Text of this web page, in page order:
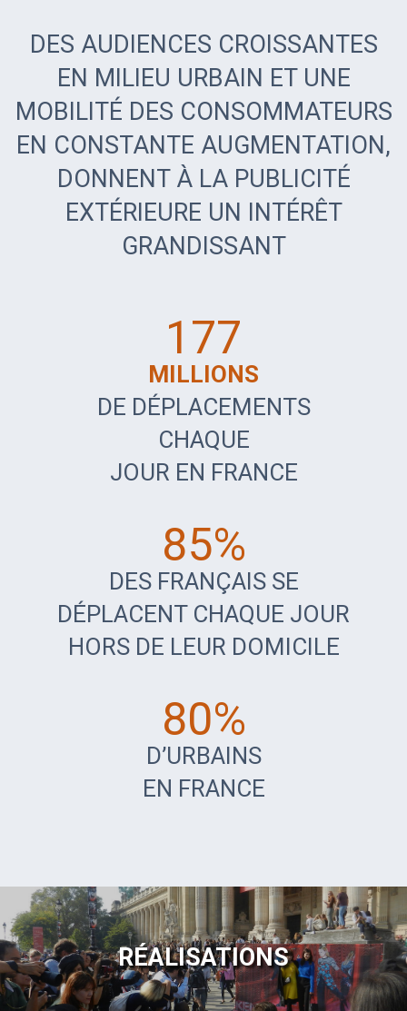
DES AUDIENCES CROISSANTES
EN MILIEU URBAIN ET UNE
MOBILITÉ DES CONSOMMATEURS
EN CONSTANTE AUGMENTATION,
DONNENT À LA PUBLICITÉ
EXTÉRIEURE UN INTÉRÊT
GRANDISSANT
177
MILLIONS
DE DÉPLACEMENTS
CHAQUE
JOUR EN FRANCE
85%
DES FRANÇAIS SE
DÉPLACENT CHAQUE JOUR
HORS DE LEUR DOMICILE
80%
D’URBAINS
EN FRANCE
RÉALISATIONS